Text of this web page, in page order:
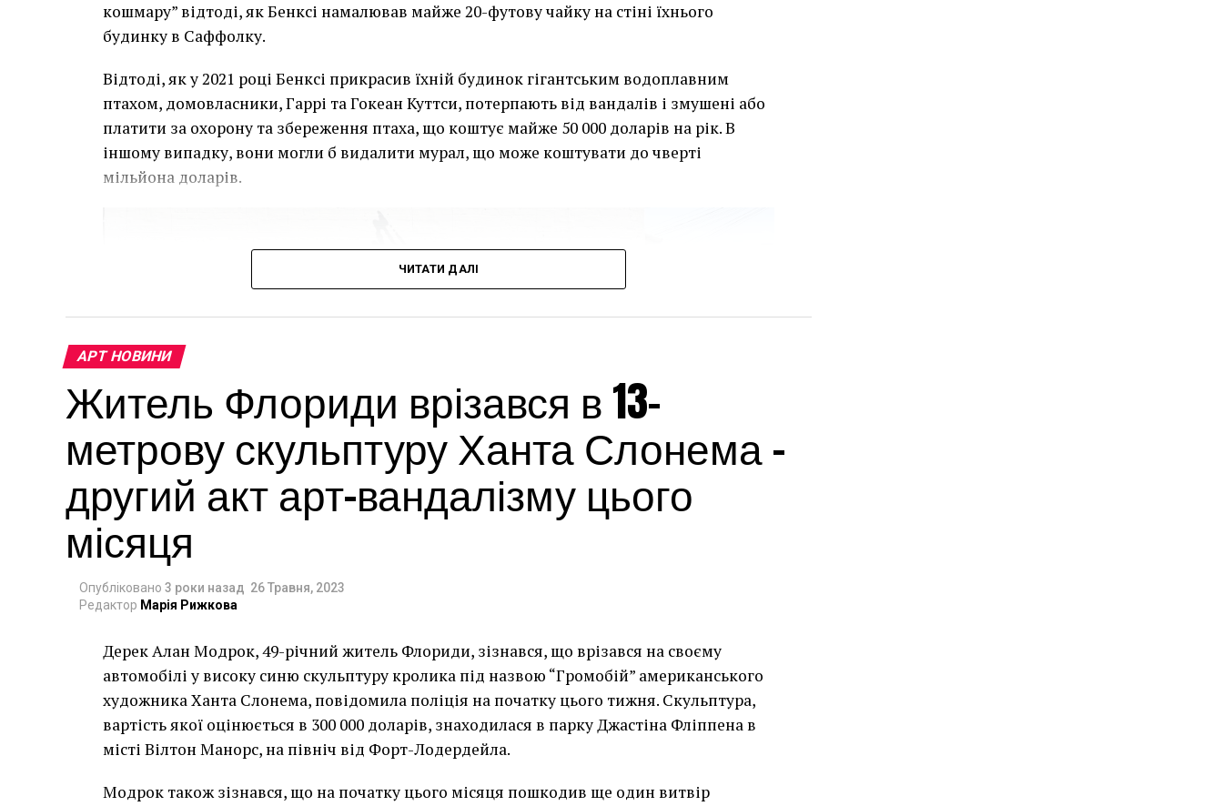
кошмару” відтоді, як Бенксі намалював майже 20-футову чайку на стіні їхнього
будинку в Саффолку.
Відтоді, як у 2021 році Бенксі прикрасив їхній будинок гігантським водоплавним
птахом, домовласники, Гаррі та Гокеан Куттси, потерпають від вандалів і змушені або
платити за охорону та збереження птаха, що коштує майже 50 000 доларів на рік. В
іншому випадку, вони могли б видалити мурал, що може коштувати до чверті
мільйона доларів.
Чоловік позує під макетом чайки, яка ось-ось накинеться на упаковку чіпсів – сюжет графіті, що
має ознаки вуличного художника Бенксі, на стіні в Лоустофті на східному узбережжі Англії 8
серпня 2021 року. (Фото Джастіна Талліса / AFP)
В інтерв’ю “Таймс” пан Куттс сказав:
“Спочатку це було неймовірно, але з
ЧИТАТИ ДАЛІ
АРТ НОВИНИ
Житель Флориди врізався в 13-
метрову скульптуру Ханта Слонема –
другий акт арт-вандалізму цього
місяця
Опубліковано 3 роки назад 26 Травня, 2023
Редактор Марія Рижкова
Дерек Алан Модрок, 49-річний житель Флориди, зізнався, що врізався на своєму
автомобілі у високу синю скульптуру кролика під назвою “Громобій” американського
художника Ханта Слонема, повідомила поліція на початку цього тижня. Скульптура,
вартість якої оцінюється в 300 000 доларів, знаходилася в парку Джастіна Фліппена в
місті Вілтон Манорс, на північ від Форт-Лодердейла.
Модрок також зізнався, що на початку цього місяця пошкодив ще один витвір